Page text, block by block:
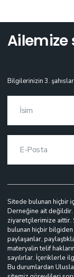
Ailemize
Bilgilerinizin 3.
Sitede bulunan hiçbir
Derneğine ait
ziyaretçilerimize aittir.
bulunan hiçbir
paylaşanlar,
materyalin telif
sayılırlar. İçeriklerle
Bu durumlardan